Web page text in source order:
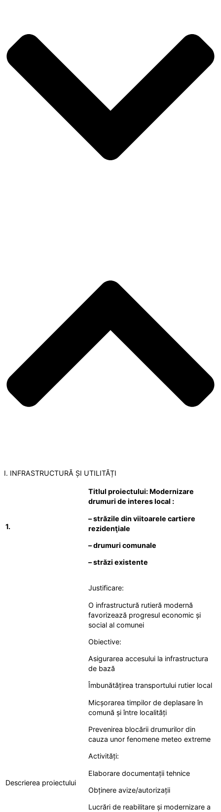
I. INFRASTRUCTURĂ ȘI UTILITĂȚI
1.
Titlul proiectului: Modernizare
drumuri de interes local :
– străzile din viitoarele cartiere
rezidenţiale
– drumuri comunale
– străzi existente
Descrierea proiectului
Justificare:
O infrastructură rutieră modernă
favorizează progresul economic și
social al comunei
Obiective:
Asigurarea accesului la infrastructura
de bază
Îmbunătățirea transportului rutier local
Micșorarea timpilor de deplasare în
comună și între localități
Prevenirea blocării drumurilor din
cauza unor fenomene meteo extreme
Activități:
Elaborare documentații tehnice
Obținere avize/autorizații
Lucrări de reabilitare și modernizare a